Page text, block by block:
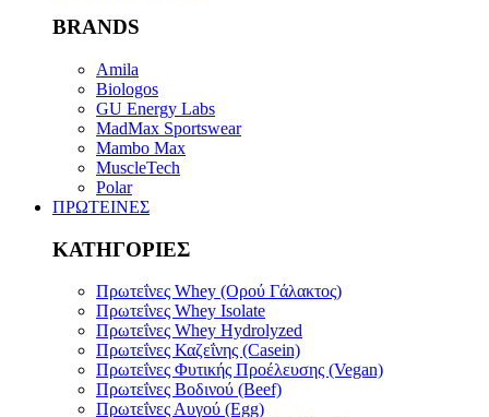
BRANDS
Amila
Biologos
GU Energy Labs
MadMax Sportswear
Mambo Max
MuscleTech
Polar
ΠΡΩΤΕΙΝΕΣ
ΚΑΤΗΓΟΡΙΕΣ
Πρωτεΐνες Whey (Ορού Γάλακτος)
Πρωτεΐνες Whey Isolate
Πρωτεΐνες Whey Hydrolyzed
Πρωτεΐνες Καζεΐνης (Casein)
Πρωτεΐνες Φυτικής Προέλευσης (Vegan)
Πρωτεΐνες Bοδινού (Beef)
Πρωτεΐνες Αυγού (Egg)